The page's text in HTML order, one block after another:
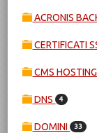
ACRONIS
CERTIFICATI
CMS
DNS 4
DOMINI 33